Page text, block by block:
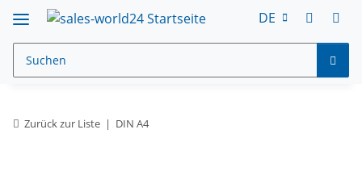
DE
Zurück zur Liste DIN A4